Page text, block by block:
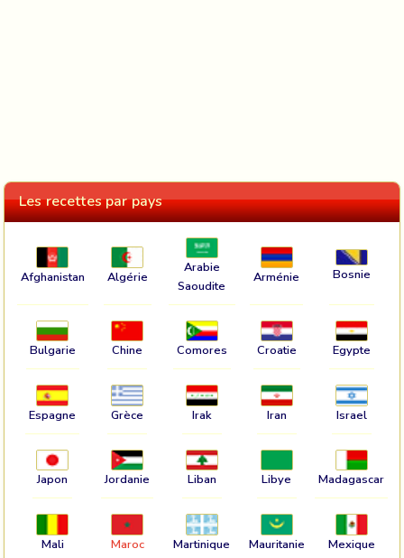
Les recettes par pays
Afghanistan Algérie
Arabie
Saoudite
Arménie Bosnie
Bulgarie Chine Comores Croatie Egypte
Espagne Grèce Irak Iran Israel
Japon Jordanie Liban Libye Madagascar
Mali Maroc Martinique Mauritanie Mexique